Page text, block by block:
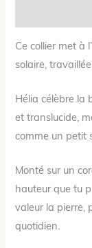
Ce collier met à
solaire,
Hélia célèbre la
et translucide,
comme un petit
Monté sur un
hauteur que tu
valeur la pierre,
quotidien.